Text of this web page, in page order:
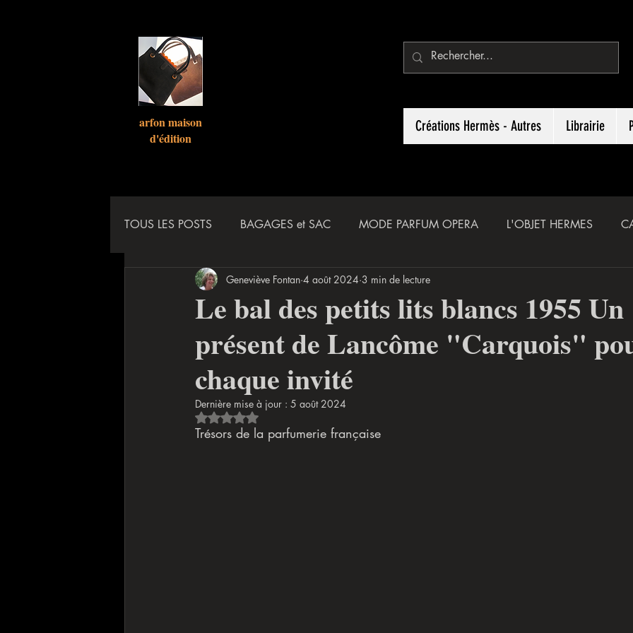
arfon maison
d'édition
Créations Hermès - Autres Librairie
TOUS LES POSTS BAGAGES et SAC MODE PARFUM OPERA L'OBJET HERMES
EVENEMENTS/REPORTAGES/CHRONIQUES
Le bal des petits lits blancs 1955 Un
présent de Lancôme "Carquois"
chaque invité
Geneviève Fontan 4 août 2024 3 min de lecture
Dernière mise à jour : 5 août 2024
Noté NaN étoiles sur 5.
Trésors de la parfumerie française